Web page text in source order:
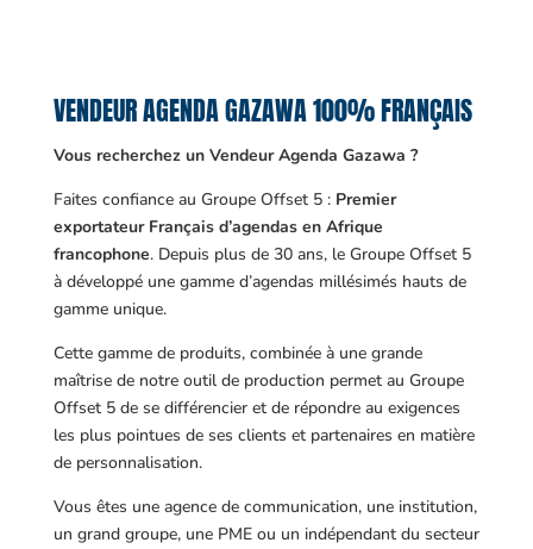
VENDEUR AGENDA GAZAWA 100% FRANÇAIS
Vous recherchez un Vendeur Agenda Gazawa ?
Faites confiance au Groupe Offset 5 : Premier
exportateur Français d’agendas en Afrique
francophone. Depuis plus de 30 ans, le Groupe Offset 5
à développé une gamme d’agendas millésimés hauts de
gamme unique.
Cette gamme de produits, combinée à une grande
maîtrise de notre outil de production permet au Groupe
Offset 5 de se différencier et de répondre au exigences
les plus pointues de ses clients et partenaires en matière
de personnalisation.
Vous êtes une agence de communication, une institution,
un grand groupe, une PME ou un indépendant du secteur